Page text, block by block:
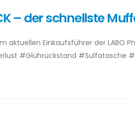
– der schnellste
aktuellen Einkaufsführer der LABO
#Glührückstand #Sulfatasche